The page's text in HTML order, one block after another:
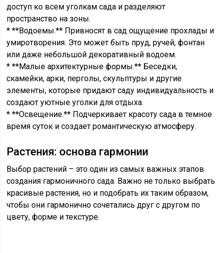
доступ ко всем уголкам сада и разделяют
пространство на зоны.
* **Водоемы.** Привносят в сад ощущение прохлады и
умиротворения. Это может быть пруд, ручей, фонтан
или даже небольшой декоративный водоем.
* **Малые архитектурные формы.** Беседки,
скамейки, арки, перголы, скульптуры и другие
элементы, которые придают саду индивидуальность и
создают уютные уголки для отдыха.
* **Освещение.** Подчеркивает красоту сада в темное
время суток и создает романтическую атмосферу.
Растения: основа гармонии
Выбор растений – это один из самых важных этапов
создания гармоничного сада. Важно не только выбрать
красивые растения, но и подобрать их таким образом,
чтобы они гармонично сочетались друг с другом по
цвету, форме и текстуре.